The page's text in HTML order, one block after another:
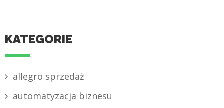
KATEGORIE
allegro sprzedaż
automatyzacja biznesu